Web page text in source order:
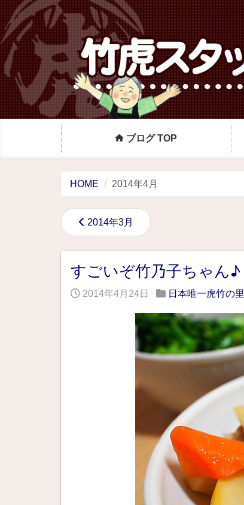
ブログ TOP
HOME 2014年4月
2014年3月
すごいぞ竹乃子ちゃん♪
2014年4月24日 日本唯一虎竹の里